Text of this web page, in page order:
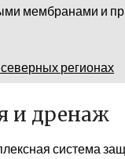
мембранами и
регионах
и дренаж
система